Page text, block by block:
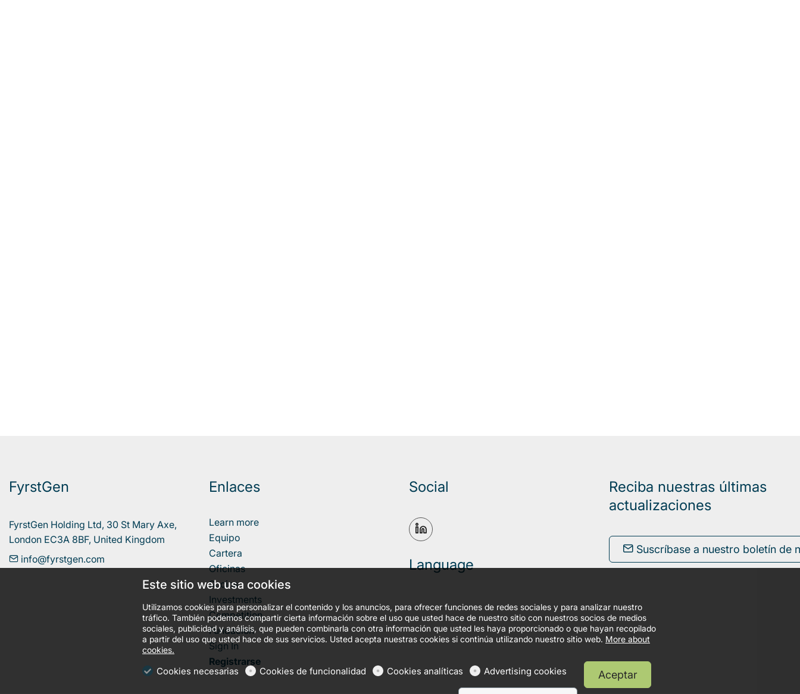
FyrstGen
FyrstGen Holding Ltd, 30 St Mary Axe,
London EC3A 8BF, United Kingdom
info@fyrstgen.com
Enlaces
Learn more
Equipo
Cartera
Oficinas
Socios
Investments
Competition
Fundación
Sign In
Registrarse
Social
Language
Reciba nuestras últimas
actualizaciones
Suscríbase a nuestro boletín de
Este sitio web usa cookies
Utilizamos cookies para personalizar el contenido y los anuncios, para ofrecer funciones de redes sociales y para analizar nuestro
tráfico. También podemos compartir cierta información sobre el uso que usted hace de nuestro sitio con nuestros socios de medios
sociales, publicidad y análisis, que pueden combinarla con otra información que usted les haya proporcionado o que hayan recopilado
a partir del uso que usted hace de sus servicios. Usted acepta nuestras cookies si continúa utilizando nuestro sitio web. More about
cookies.
Cookies necesarias Cookies de funcionalidad Cookies analíticas Advertising cookies Aceptar